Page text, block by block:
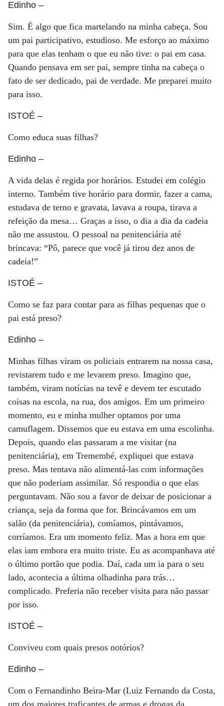
Edinho –
Sim. É algo que fica martelando na minha cabeça. Sou
um pai participativo, estudioso. Me esforço ao máximo
para que elas tenham o que eu não tive: o pai em casa.
Quando pensava em ser pai, sempre tinha na cabeça o
fato de ser dedicado, pai de verdade. Me preparei muito
para isso.
ISTOÉ –
Como educa suas filhas?
Edinho –
A vida delas é regida por horários. Estudei em colégio
interno. Também tive horário para dormir, fazer a cama,
estudava de terno e gravata, lavava a roupa, tirava a
refeição da mesa… Graças a isso, o dia a dia da cadeia
não me assustou. O pessoal na penitenciária até
brincava: “Pô, parece que você já tirou dez anos de
cadeia!”
ISTOÉ –
Como se faz para contar para as filhas pequenas que o
pai está preso?
Edinho –
Minhas filhas viram os policiais entrarem na nossa casa,
revistarem tudo e me levarem preso. Imagino que,
também, viram notícias na tevê e devem ter escutado
coisas na escola, na rua, dos amigos. Em um primeiro
momento, eu e minha mulher optamos por uma
camuflagem. Dissemos que eu estava em uma escolinha.
Depois, quando elas passaram a me visitar (na
penitenciária), em Tremembé, expliquei que estava
preso. Mas tentava não alimentá-las com informações
que não poderiam assimilar. Só respondia o que elas
perguntavam. Não sou a favor de deixar de posicionar a
criança, seja da forma que for. Brincávamos em um
salão (da penitenciária), comíamos, pintávamos,
corríamos. Era um momento feliz. Mas a hora em que
elas iam embora era muito triste. Eu as acompanhava até
o último portão que podia. Daí, cada um ia para o seu
lado, acontecia a última olhadinha para trás…
complicado. Preferia não receber visita para não passar
por isso.
ISTOÉ –
Conviveu com quais presos notórios?
Edinho –
Com o Fernandinho Beira-Mar (Luiz Fernando da Costa,